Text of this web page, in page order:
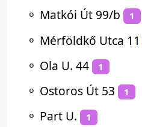
⚬ Matkói Út 99/b 1
⚬ Mérföldkő Utca 11
⚬ Ola U. 44 1
⚬ Ostoros Út 53 1
⚬ Part U. 1